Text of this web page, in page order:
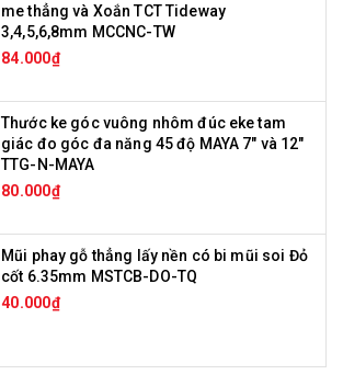
me thẳng và Xoắn TCT Tideway
3,4,5,6,8mm MCCNC-TW
84.000₫
Thước ke góc vuông nhôm đúc eke tam
giác đo góc đa năng 45 độ MAYA 7" và 12"
TTG-N-MAYA
80.000₫
Mũi phay gỗ thẳng lấy nền có bi mũi soi Đỏ
cốt 6.35mm MSTCB-DO-TQ
40.000₫